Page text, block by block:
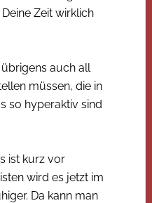
Zeit wirklich
auch all
müssen, die in
so hyperaktiv sind
ist kurz vor
wird es jetzt im
Da kann man